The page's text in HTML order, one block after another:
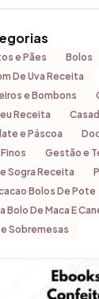
e Pães
Bolos
De Uva Receita
e Bombons
Receita
e Páscoa
Gestão e
Sogra Receita
Bolos De Pote
Bolo De Maca E
Sobremesas